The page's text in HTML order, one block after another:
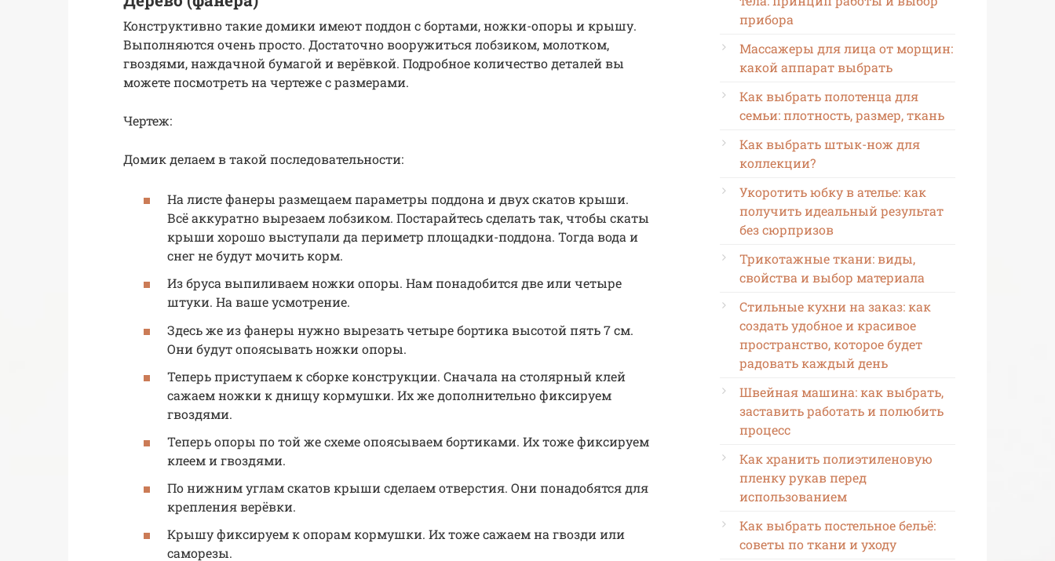
Конструктивно такие домики имеют поддон с бортами, ножки-опоры и крышу.
Выполняются очень просто. Достаточно вооружиться лобзиком, молотком,
гвоздями, наждачной бумагой и верёвкой. Подробное количество деталей вы
можете посмотреть на чертеже с размерами.
Чертеж:
Домик делаем в такой последовательности:
На листе фанеры размещаем параметры поддона и двух скатов крыши.
Всё аккуратно вырезаем лобзиком. Постарайтесь сделать так, чтобы скаты
крыши хорошо выступали да периметр площадки-поддона. Тогда вода и
снег не будут мочить корм.
Из бруса выпиливаем ножки опоры. Нам понадобится две или четыре
штуки. На ваше усмотрение.
Здесь же из фанеры нужно вырезать четыре бортика высотой пять 7 см.
Они будут опоясывать ножки опоры.
Теперь приступаем к сборке конструкции. Сначала на столярный клей
сажаем ножки к днищу кормушки. Их же дополнительно фиксируем
гвоздями.
Теперь опоры по той же схеме опоясываем бортиками. Их тоже фиксируем
клеем и гвоздями.
По нижним углам скатов крыши сделаем отверстия. Они понадобятся для
крепления верёвки.
Крышу фиксируем к опорам кормушки. Их тоже сажаем на гвозди или
саморезы.
прибора
Массажеры для лица от морщин:
какой аппарат выбрать
Как выбрать полотенца для
семьи: плотность, размер, ткань
Как выбрать штык-нож для
коллекции?
Укоротить юбку в ателье: как
получить идеальный результат
без сюрпризов
Трикотажные ткани: виды,
свойства и выбор материала
Стильные кухни на заказ: как
создать удобное и красивое
пространство, которое будет
радовать каждый день
Швейная машина: как выбрать,
заставить работать и полюбить
процесс
Как хранить полиэтиленовую
пленку рукав перед
использованием
Как выбрать постельное бельё:
советы по ткани и уходу